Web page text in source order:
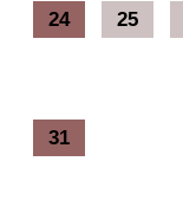
24 25
31